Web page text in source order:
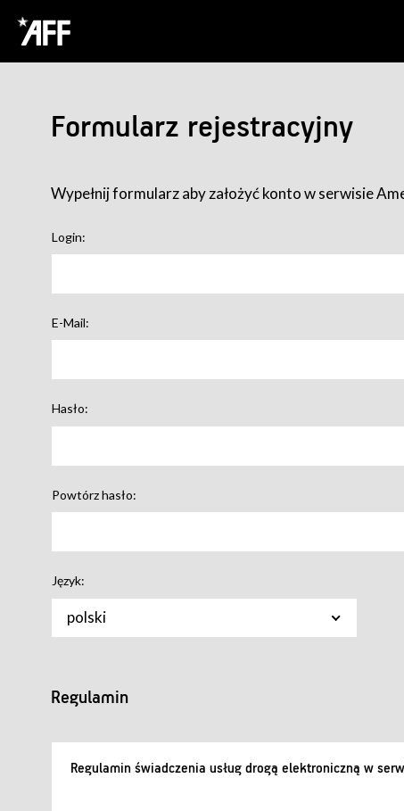
Formularz rejestracyjny
Wypełnij formularz aby założyć konto w serwisie
Login:
E-Mail:
Hasło:
Powtórz hasło:
Język:
polski
Regulamin
Regulamin świadczenia usług drogą elektroniczną w